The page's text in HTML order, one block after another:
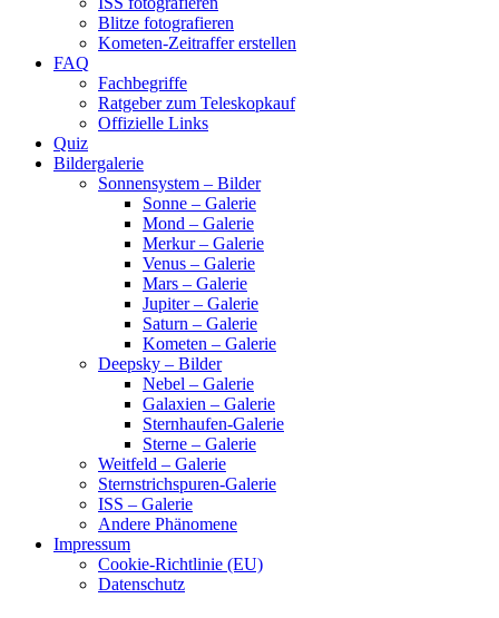
Blitze fotografieren
Kometen-Zeitraffer erstellen
FAQ
Fachbegriffe
Ratgeber zum Teleskopkauf
Offizielle Links
Quiz
Bildergalerie
Sonnensystem – Bilder
Sonne – Galerie
Mond – Galerie
Merkur – Galerie
Venus – Galerie
Mars – Galerie
Jupiter – Galerie
Saturn – Galerie
Kometen – Galerie
Deepsky – Bilder
Nebel – Galerie
Galaxien – Galerie
Sternhaufen-Galerie
Sterne – Galerie
Weitfeld – Galerie
Sternstrichspuren-Galerie
ISS – Galerie
Andere Phänomene
Impressum
Cookie-Richtlinie (EU)
Datenschutz